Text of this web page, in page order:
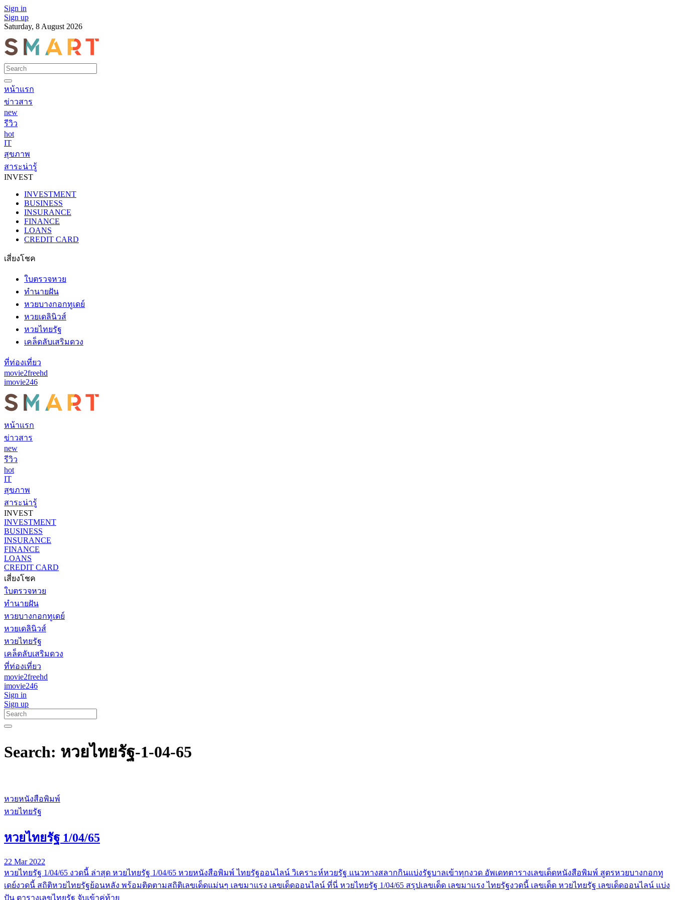
Sign in
Sign up
Saturday, 8 August 2026
หน้าแรก
ข่าวสาร
new
รีวิว
hot
IT
สุขภาพ
สาระน่ารู้
INVEST
INVESTMENT
BUSINESS
INSURANCE
FINANCE
LOANS
CREDIT CARD
เสี่ยงโชค
ใบตรวจหวย
ทำนายฝัน
หวยบางกอกทูเดย์
หวยเดลินิวส์
หวยไทยรัฐ
เคล็ดลับเสริมดวง
ที่ท่องเที่ยว
movie2freehd
imovie246
หน้าแรก
ข่าวสาร
new
รีวิว
hot
IT
สุขภาพ
สาระน่ารู้
INVEST
INVESTMENT
BUSINESS
INSURANCE
FINANCE
LOANS
CREDIT CARD
เสี่ยงโชค
ใบตรวจหวย
ทำนายฝัน
หวยบางกอกทูเดย์
หวยเดลินิวส์
หวยไทยรัฐ
เคล็ดลับเสริมดวง
ที่ท่องเที่ยว
movie2freehd
imovie246
Sign in
Sign up
Search: หวยไทยรัฐ-1-04-65
หวยหนังสือพิมพ์
หวยไทยรัฐ
หวยไทยรัฐ 1/04/65
22 Mar 2022
หวยไทยรัฐ 1/04/65 งวดนี้ ล่าสุด หวยไทยรัฐ 1/04/65 หวยหนังสือพิมพ์ ไทยรัฐออนไลน์ วิเคราะห์หวยรัฐ แนวทางสลากกินแบ่งรัฐบาลเข้าทุกงวด อัพเดทตารางเลขเด็ดหนังสือพิมพ์ สูตรหวยบางกอกทู
เดย์งวดนี้ สถิติหวยไทยรัฐย้อนหลัง พร้อมติดตามสถิติเลขเด็ดแม่นๆ เลขมาแรง เลขเด็ดออนไลน์ ที่นี่ หวยไทยรัฐ 1/04/65 สรุปเลขเด็ด เลขมาแรง ไทยรัฐงวดนี้ เลขเด็ด หวยไทยรัฐ เลขเด็ดออนไลน์ แบ่ง
ปัน ตารางเลขไทยรัฐ จับเข้าคู่ท้าย